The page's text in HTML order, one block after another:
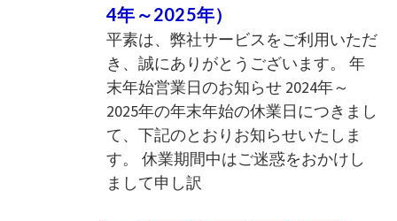
4年～2025年）
平素は、弊社サービスをご利用いただ
き、誠にありがとうございます。 年
末年始営業日のお知らせ 2024年～
2025年の年末年始の休業日につきまし
て、下記のとおりお知らせいたしま
す。 休業期間中はご迷惑をおかけし
まして申し訳